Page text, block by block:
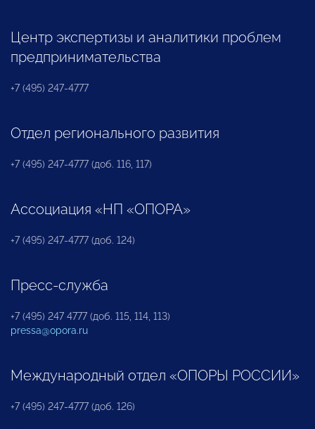
Центр экспертизы и аналитики проблем
предпринимательства
+7 (495) 247-4777
Отдел регионального развития
+7 (495) 247-4777 (доб. 116, 117)
Ассоциация «НП «ОПОРА»
+7 (495) 247-4777 (доб. 124)
Пресс-служба
+7 (495) 247 4777 (доб. 115, 114, 113)
pressa@opora.ru
Международный отдел «ОПОРЫ РОССИИ»
+7 (495) 247-4777 (доб. 126)